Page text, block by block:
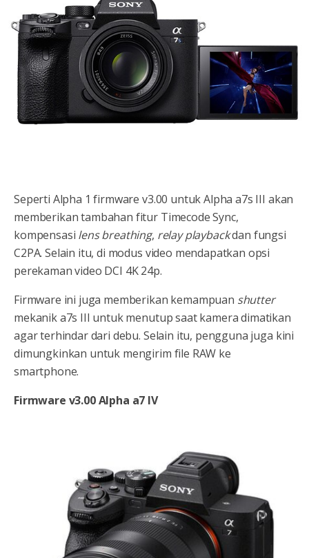
Seperti Alpha 1 firmware v3.00 untuk Alpha a7s III akan
memberikan tambahan fitur Timecode Sync,
kompensasi lens breathing, relay playbackdan fungsi
C2PA. Selain itu, di modus video mendapatkan opsi
perekaman video DCI 4K 24p.
Firmware ini juga memberikan kemampuan shutter
mekanik a7s III untuk menutup saat kamera dimatikan
agar terhindar dari debu. Selain itu, pengguna juga kini
dimungkinkan untuk mengirim file RAW ke
smartphone.
Firmware v3.00 Alpha a7 IV